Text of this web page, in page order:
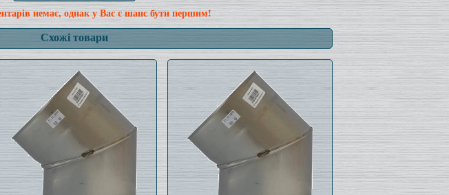
немає, однак у Вас є шанс бути першим!
Схожі товари